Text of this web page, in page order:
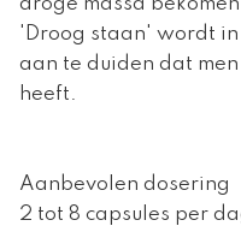
'Droog staan' wordt
aan te duiden dat
heeft.
Aanbevolen dosering
2 tot 8 capsules per